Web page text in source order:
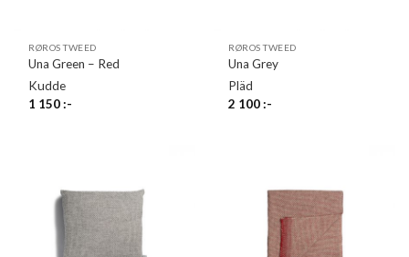
RØROS TWEED
Una Green – Red
Kudde
1 150:-
RØROS TWEED
Una Grey
Pläd
2 100:-